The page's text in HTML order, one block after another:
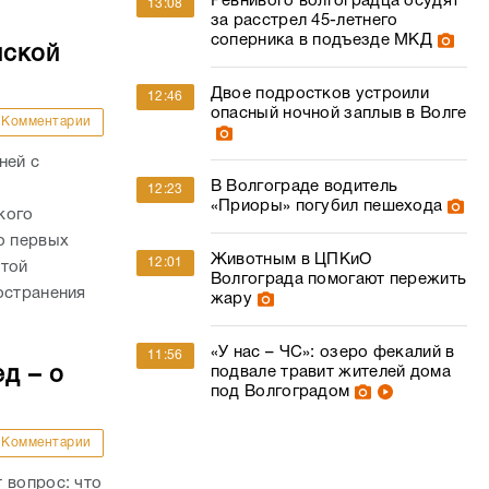
Комментарии
с
первых
– о
Комментарии
вопрос: что
13:08
за расстрел 45-летнего
соперника в подъезде МКД
12:46
Двое подростков устроили
опасный ночной заплыв в Волге
12:23
В Волгограде водитель
«Приоры» погубил пешехода
12:01
Животным в ЦПКиО
Волгограда помогают пережить
жару
11:56
«У нас – ЧС»: озеро фекалий в
подвале травит жителей дома
под Волгоградом